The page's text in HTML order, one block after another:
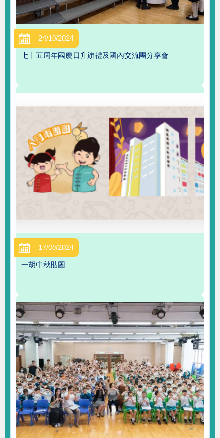
24/10/2024
七十五周年國慶日升旗禮及國內交流團分享會
17/09/2024
一胡中秋貼圖